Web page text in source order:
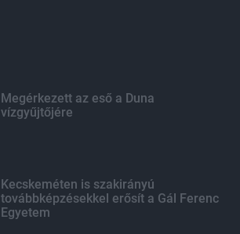
Megérkezett az eső a Duna
vízgyűjtőjére
Kecskeméten is szakirányú
továbbképzésekkel erősít a Gál Ferenc
Egyetem